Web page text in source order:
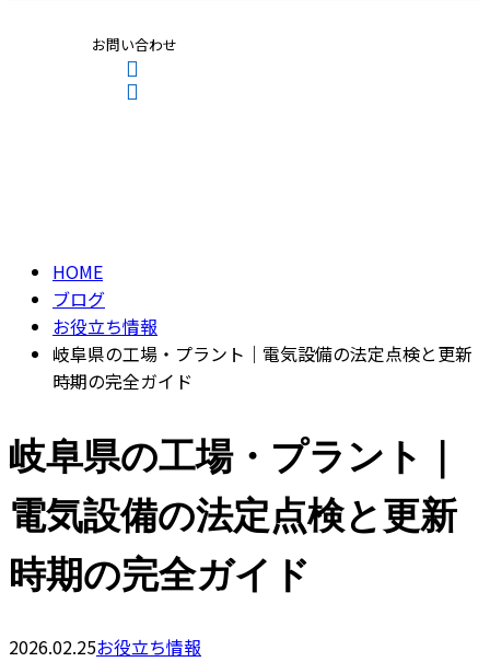
お問い合わせ
HOME
ブログ
お役立ち情報
岐阜県の工場・プラント｜電気設備の法定点検と更新
時期の完全ガイド
岐阜県の工場・プラント｜
電気設備の法定点検と更新
時期の完全ガイド
2026.02.25お役立ち情報